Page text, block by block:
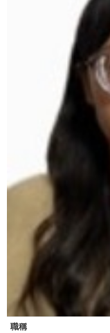
職稱